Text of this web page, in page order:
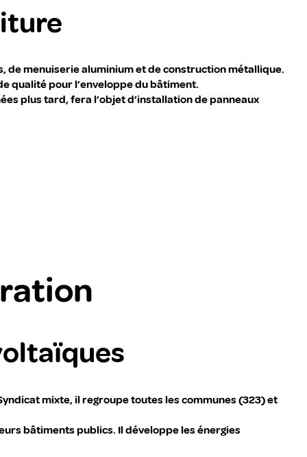
de menuiserie aluminium et de construction métallique.
qualité pour l’enveloppe du bâtiment.
plus tard, fera l’objet d’installation de panneaux
mixte, il regroupe toutes les communes (323) et
bâtiments publics. Il développe les énergies